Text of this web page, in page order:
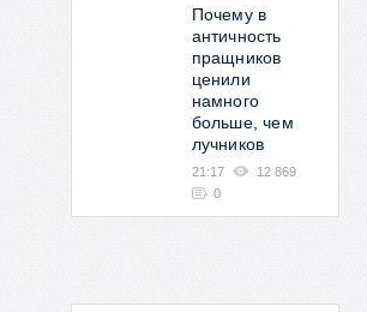
Почему в
античность
пращников
ценили
намного
больше, чем
лучников
21:17
12 869
0